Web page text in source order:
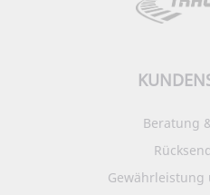
Beratung
Gewährleistung